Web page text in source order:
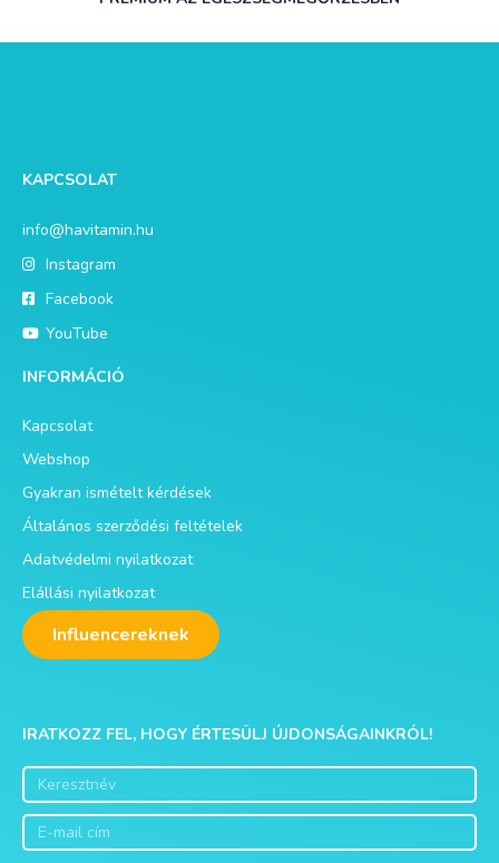
KAPCSOLAT
info@havitamin.hu
Instagram
Facebook
YouTube
INFORMÁCIÓ
Kapcsolat
Webshop
Gyakran ismételt kérdések
Általános szerződési feltételek
Adatvédelmi nyilatkozat
Elállási nyilatkozat
Influencereknek
IRATKOZZ FEL, HOGY ÉRTESÜLJ ÚJDONSÁGAINKRÓL!